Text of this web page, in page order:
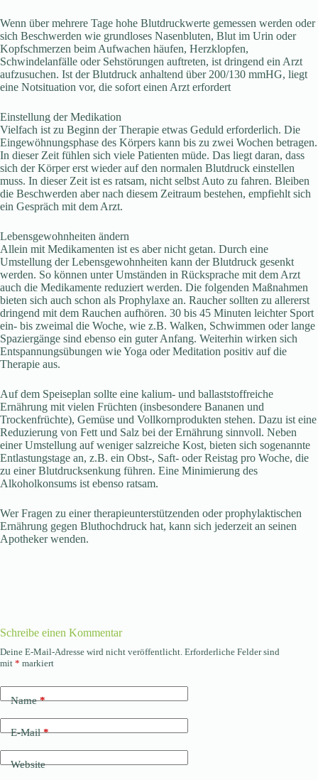
Wenn über mehrere Tage hohe Blutdruckwerte gemessen werden oder
sich Beschwerden wie grundloses Nasenbluten, Blut im Urin oder
Kopfschmerzen beim Aufwachen häufen, Herzklopfen,
Schwindelanfälle oder Sehstörungen auftreten, ist dringend ein Arzt
aufzusuchen. Ist der Blutdruck anhaltend über 200/130 mmHG, liegt
eine Notsituation vor, die sofort einen Arzt erfordert
Einstellung der Medikation
Vielfach ist zu Beginn der Therapie etwas Geduld erforderlich. Die
Eingewöhnungsphase des Körpers kann bis zu zwei Wochen betragen.
In dieser Zeit fühlen sich viele Patienten müde. Das liegt daran, dass
sich der Körper erst wieder auf den normalen Blutdruck einstellen
muss. In dieser Zeit ist es ratsam, nicht selbst Auto zu fahren. Bleiben
die Beschwerden aber nach diesem Zeitraum bestehen, empfiehlt sich
ein Gespräch mit dem Arzt.
Lebensgewohnheiten ändern
Allein mit Medikamenten ist es aber nicht getan. Durch eine
Umstellung der Lebensgewohnheiten kann der Blutdruck gesenkt
werden. So können unter Umständen in Rücksprache mit dem Arzt
auch die Medikamente reduziert werden. Die folgenden Maßnahmen
bieten sich auch schon als Prophylaxe an. Raucher sollten zu allererst
dringend mit dem Rauchen aufhören. 30 bis 45 Minuten leichter Sport
ein- bis zweimal die Woche, wie z.B. Walken, Schwimmen oder lange
Spaziergänge sind ebenso ein guter Anfang. Weiterhin wirken sich
Entspannungsübungen wie Yoga oder Meditation positiv auf die
Therapie aus.
Auf dem Speiseplan sollte eine kalium- und ballaststoffreiche
Ernährung mit vielen Früchten (insbesondere Bananen und
Trockenfrüchte), Gemüse und Vollkornprodukten stehen. Dazu ist eine
Reduzierung von Fett und Salz bei der Ernährung sinnvoll. Neben
einer Umstellung auf weniger salzreiche Kost, bieten sich sogenannte
Entlastungstage an, z.B. ein Obst-, Saft- oder Reistag pro Woche, die
zu einer Blutdrucksenkung führen. Eine Minimierung des
Alkoholkonsums ist ebenso ratsam.
Wer Fragen zu einer therapieunterstützenden oder prophylaktischen
Ernährung gegen Bluthochdruck hat, kann sich jederzeit an seinen
Apotheker wenden.
Schreibe einen Kommentar
Deine E-Mail-Adresse wird nicht veröffentlicht. Erforderliche Felder sind
mit * markiert
Name*
E-Mail*
Website